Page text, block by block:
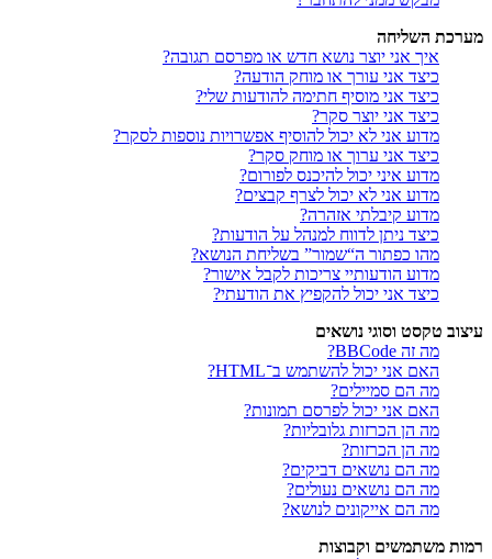
מערכת השליחה
איך אני יוצר נושא חדש או מפרסם תגובה?
כיצד אני עורך או מוחק הודעה?
כיצד אני מוסיף חתימה להודעות שלי?
כיצד אני יוצר סקר?
מדוע אני לא יכול להוסיף אפשרויות נוספות לסקר?
כיצד אני ערוך או מוחק סקר?
מדוע איני יכול להיכנס לפורום?
מדוע אני לא יכול לצרף קבצים?
מדוע קיבלתי אזהרה?
כיצד ניתן לדווח למנהל על הודעות?
מהו כפתור ה“שמור” בשליחת הנושא?
מדוע הודעותיי צריכות לקבל אישור?
כיצד אני יכול להקפיץ את הודעתי?
עיצוב טקסט וסוגי נושאים
מה זה BBCode?
האם אני יכול להשתמש ב־HTML?
מה הם סמיילים?
האם אני יכול לפרסם תמונות?
מה הן הכרזות גלובליות?
מה הן הכרזות?
מה הם נושאים דביקים?
מה הם נושאים נעולים?
מה הם אייקונים לנושא?
רמות משתמשים וקבוצות